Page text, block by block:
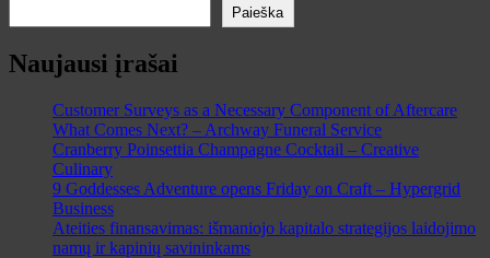
Paieška
Naujausi įrašai
Customer Surveys as a Necessary Component of Aftercare
What Comes Next? – Archway Funeral Service
Cranberry Poinsettia Champagne Cocktail – Creative
Culinary
9 Goddesses Adventure opens Friday on Craft – Hypergrid
Business
Ateities finansavimas: išmaniojo kapitalo strategijos laidojimo
namų ir kapinių savininkams